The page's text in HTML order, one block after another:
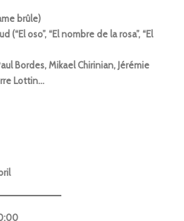
brûle)
(“El oso”, “El nombre de la rosa”, “El
Bordes, Mikael Chirinian, Jérémie
Lottin…